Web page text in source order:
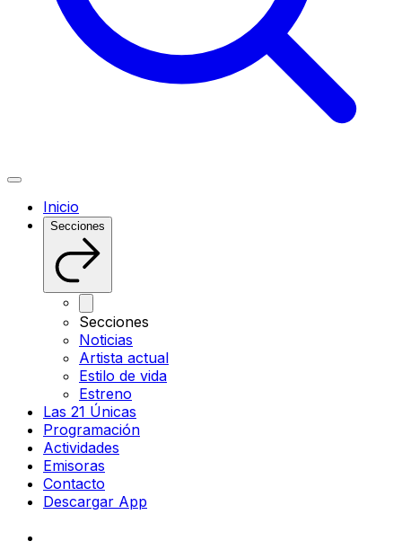
Inicio
Secciones
Secciones
Noticias
Artista actual
Estilo de vida
Estreno
Las 21 Únicas
Programación
Actividades
Emisoras
Contacto
Descargar App